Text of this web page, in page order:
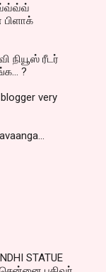
பிளாக்
நியூஸ் ரீடர்
?
very
STATUE